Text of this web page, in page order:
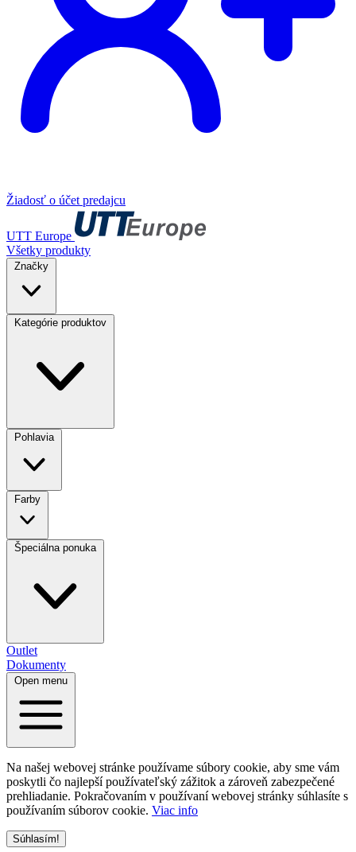
Žiadosť o účet predajcu
UTT Europe
Všetky produkty
Značky
Kategórie produktov
Pohlavia
Farby
Špeciálna ponuka
Outlet
Dokumenty
Open menu
Na našej webovej stránke používame súbory cookie, aby sme vám
poskytli čo najlepší používateľský zážitok a zároveň zabezpečené
prehliadanie. Pokračovaním v používaní webovej stránky súhlasíte s
používaním súborov cookie. Viac info
Súhlasím!